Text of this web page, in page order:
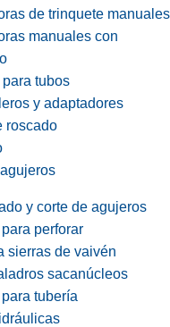
de trinquete manuales
manuales con
tubos
y adaptadores
roscado
y corte de agujeros
perforar
sierras de vaivén
sacanúcleos
tubería